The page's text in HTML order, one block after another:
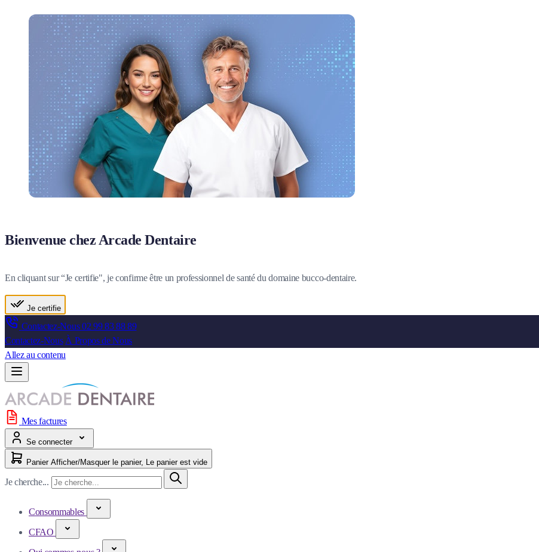
Bienvenue chez Arcade Dentaire
En cliquant sur “Je certifie", je confirme être un professionnel de santé du domaine bucco-dentaire.
Je certifie
Contactez-Nous02 99 83 88 89
Contactez-Nous À Propos de Nous
Allez au contenu
Mes factures
Se connecter
Panier Afficher/Masquer le panier, Le panier est vide
Je cherche...
Consommables
CFAO